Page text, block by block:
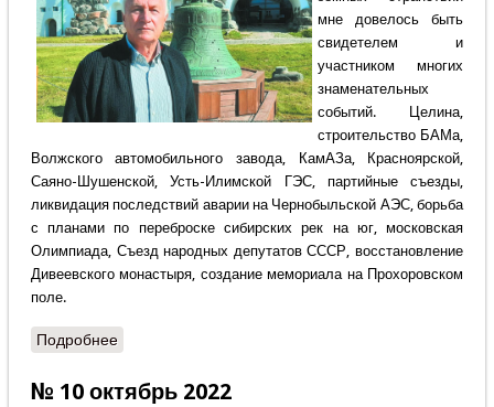
мне довелось быть
свидетелем и
участником многих
знаменательных
событий. Целина,
строительство БАМа,
Волжского автомобильного завода, КамАЗа, Красноярской,
Саяно-Шушенской, Усть-Илимской ГЭС, партийные съезды,
ликвидация последствий аварии на Чернобыльской АЭС, борьба
с планами по переброске сибирских рек на юг, московская
Олимпиада, Съезд народных депутатов СССР, восстановление
Дивеевского монастыря, создание мемориала на Прохоровском
поле.
Подробнеео 25+75
№ 10 октябрь 2022